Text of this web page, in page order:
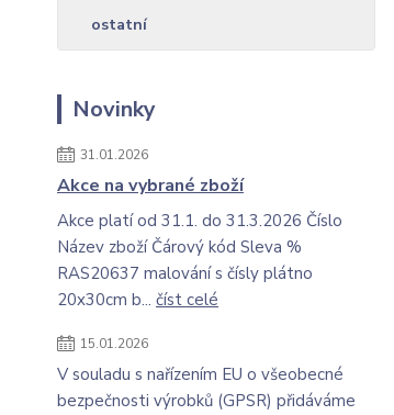
ostatní
Novinky
31.01.2026
Akce na vybrané zboží
Akce platí od 31.1. do 31.3.2026 Číslo
Název zboží Čárový kód Sleva %
RAS20637 malování s čísly plátno
20x30cm b... číst celé
15.01.2026
V souladu s nařízením EU o všeobecné
bezpečnosti výrobků (GPSR) přidáváme